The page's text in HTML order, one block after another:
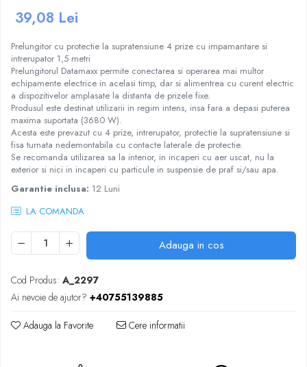
Instalatii de Craciun
Feronerie si Accesorii
Suruburi, dibluri si accesorii uz general
Iluminat
Becuri
Becuri LED
Corpuri Iluminat interior
Lanterne
Proiectoare LED
Scule Electrice si Unelte
Pistoale de Lipit
Ventilatie si Climatizare
Aeroterme
Purificatoare si umidificatoare aer
Ventilatoare
Sandwich Maker&Grill
Ingrijire Tesaturi
Fiare Calcat
Statii Calcat
Preparare Cafea
Accesorii si piese aparate cafea
Cafea si Ceai
Cafetiere
Espressoare
Rasnite mirodenii
Conductor Electric Rigid
Copex PVC cu fir
Copex PVC fara fir
Jgheab Metalic
Prelungitoare
Sigurante Electrice Automate -
Intrerupatoare Automate
Eaton
Enext
Schneider
Tablouri sigurante
Tub PVC
Igiena Dentara
Incalzitoare corporale si perne
electrice
Lampi UV pentru manichiura
Pompe San
Tuns si ras
Aparate de ras electrice
Aparate de tuns
Aparate de tuns barba
Cabluri Transmisii Date
Patch cord-uri
Cabluri de Date si accesorii
Cutii Distributie
Rack-uri, Cabinete Metalice si
Accesorii
Routere, Switch-uri, ONT-uri si
Extendere WI-FI
Amplificatoare
Sisteme Audio
Radio
Radio, CD, DVD player auto
Boxe auto
Reportofoane
Televizoare
39,08 Lei
Prelungitor cu protectie la supratensiune 4 prize cu impamantare si
intrerupator 1,5 metri
Prelungitorul Datamaxx permite conectarea si operarea mai multor
echipamente electrice in acelasi timp, dar si alimentrea cu curent electric
a dispozitivelor amplasate la distanta de prizele fixe.
Produsul este destinat utilizarii in regim intens, insa fara a depasi puterea
maxima suportata (3680 W).
Acesta este prevazut cu 4 prize, intrerupator, protectie la supratensiune si
fisa turnata nedemontabila cu contacte laterale de protectie.
Se recomanda utilizarea sa la interior, in incaperi cu aer uscat, nu la
exterior si nici in incaperi cu particule in suspensie de praf si/sau apa.
Garantie inclusa: 12 Luni
LA COMANDA
Adauga in cos
Cod Produs: A_2297
Ai nevoie de ajutor? +40755139885
Adauga la Favorite Cere informatii